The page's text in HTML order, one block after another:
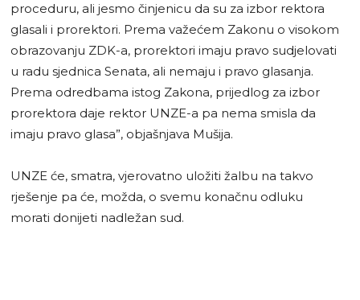
proceduru, ali jesmo činjenicu da su za izbor rektora
glasali i prorektori. Prema važećem Zakonu o visokom
obrazovanju ZDK-a, prorektori imaju pravo sudjelovati
u radu sjednica Senata, ali nemaju i pravo glasanja.
Prema odredbama istog Zakona, prijedlog za izbor
prorektora daje rektor UNZE-a pa nema smisla da
imaju pravo glasa”, objašnjava Mušija.
UNZE će, smatra, vjerovatno uložiti žalbu na takvo
rješenje pa će, možda, o svemu konačnu odluku
morati donijeti nadležan sud.